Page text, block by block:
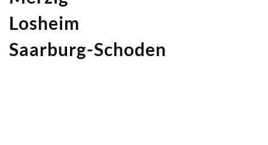
Losheim
Saarburg-Schoden